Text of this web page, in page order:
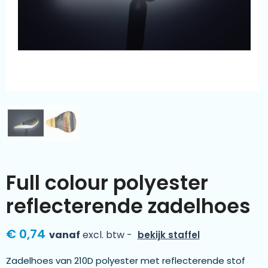
Kleding & textiel
Meer categorieën
Wijn
Full colour polyester
reflecterende zadelhoes
€ 0,74 vanaf excl. btw - bekijk staffel
Zadelhoes van 210D polyester met reflecterende stof